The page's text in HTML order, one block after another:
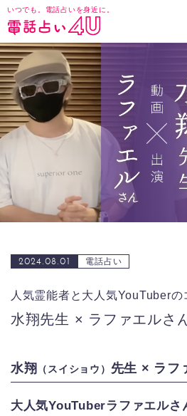
いつでも。電話占いを身近に。
人気霊能者と大人気YouTuberの
水翔先生 × ラファエルさ
2024.08.01 電話占い
水翔 （スイショウ） 先生 × ラフ
大人気YouTuberラファエルさ